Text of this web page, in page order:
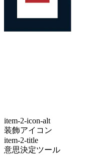
item-2-icon-alt
装飾アイコン
item-2-title
意思決定ツール